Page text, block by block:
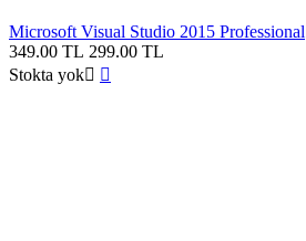
Microsoft Visual Studio 2015 Professional
349.00 TL 299.00 TL
Stokta yok 